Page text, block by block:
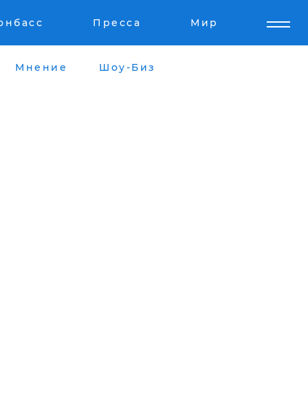
Пресса Мир
Мнение Шоу-Биз